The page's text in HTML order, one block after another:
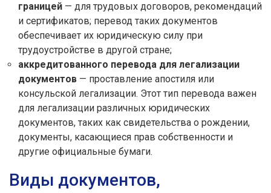
границей — для трудовых договоров, рекомендаций
и сертификатов; перевод таких документов
обеспечивает их юридическую силу при
трудоустройстве в другой стране;
аккредитованного перевода для легализации
документов — проставление апостиля или
консульской легализации. Этот тип перевода важен
для легализации различных юридических
документов, таких как свидетельства о рождении,
документы, касающиеся прав собственности и
другие официальные бумаги.
Виды документов,